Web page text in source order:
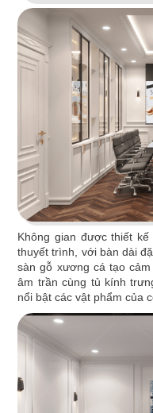
VĂN
Thiết kế nội thất
vừa đầy đủ công
không gian thân
VĂN PHÒNG
Văn phòng
trung cùng lối
Không gian được thiết
thuyết trình, với bàn dài
sàn gỗ xương cá tạo
âm trần cùng tủ kính
nổi bật các vật phẩm của